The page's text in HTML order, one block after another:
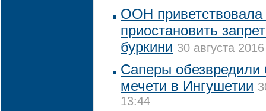
ООН
приостановить
буркини 30 августа
Саперы
мечети в Ингушетии
13:44